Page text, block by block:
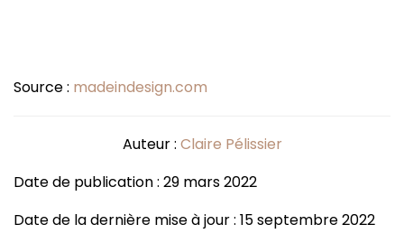
Source : madeindesign.com
Auteur : Claire Pélissier
Date de publication : 29 mars 2022
Date de la dernière mise à jour : 15 septembre 2022